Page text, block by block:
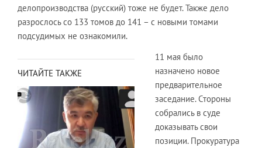
делопроизводства (русский) тоже не будет. Также дело
разрослось со 133 томов до 141 – с новыми томами
подсудимых не ознакомили.
ЧИТАЙТЕ ТАКЖЕ
11 мая было
назначено новое
предварительное
заседание. Стороны
собрались в суде
доказывать свои
позиции. Прокуратура